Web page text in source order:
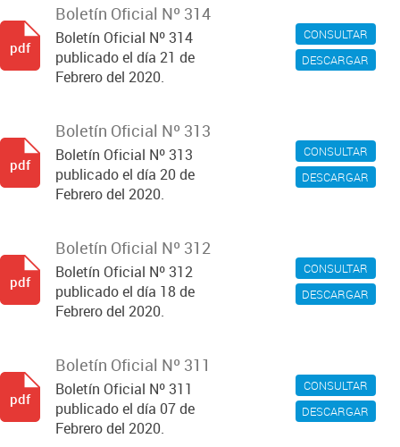
CONSULTAR
DESCARGAR
Boletín Oficial Nº 314
Boletín Oficial Nº 314
publicado el día 21 de
Febrero del 2020.
pdf
CONSULTAR
DESCARGAR
Boletín Oficial Nº 313
Boletín Oficial Nº 313
publicado el día 20 de
Febrero del 2020.
pdf
CONSULTAR
DESCARGAR
Boletín Oficial Nº 312
Boletín Oficial Nº 312
publicado el día 18 de
Febrero del 2020.
pdf
CONSULTAR
DESCARGAR
Boletín Oficial Nº 311
Boletín Oficial Nº 311
publicado el día 07 de
Febrero del 2020.
pdf